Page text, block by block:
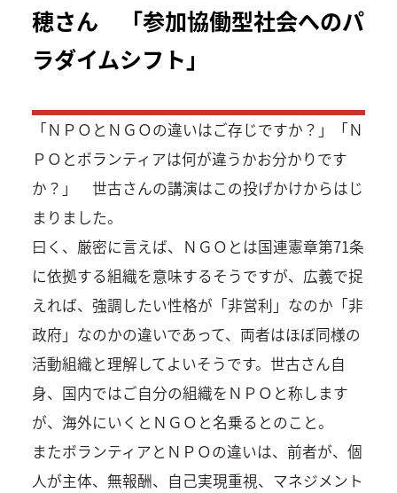
穂さん 「参加協働型社会へのパ
ラダイムシフト」
「ＮＰＯとＮＧＯの違いはご存じですか？」「Ｎ
ＰＯとボランティアは何が違うかお分かりです
か？」 世古さんの講演はこの投げかけからはじ
まりました。
曰く、厳密に言えば、ＮＧＯとは国連憲章第71条
に依拠する組織を意味するそうですが、広義で捉
えれば、強調したい性格が「非営利」なのか「非
政府」なのかの違いであって、両者はほぼ同様の
活動組織と理解してよいそうです。世古さん自
身、国内ではご自分の組織をＮＰＯと称します
が、海外にいくとＮＧＯと名乗るとのこと。
またボランティアとＮＰＯの違いは、前者が、個
人が主体、無報酬、自己実現重視、マネジメント